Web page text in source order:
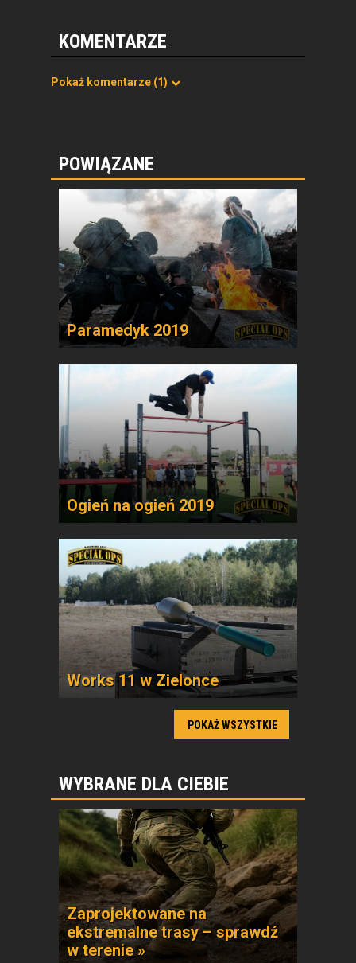
KOMENTARZE
Pokaż komentarze (1)
POWIĄZANE
Paramedyk 2019
Ogień na ogień 2019
Works 11 w Zielonce
POKAŻ WSZYSTKIE
WYBRANE DLA CIEBIE
Zaprojektowane na
ekstremalne trasy – sprawdź
w terenie »